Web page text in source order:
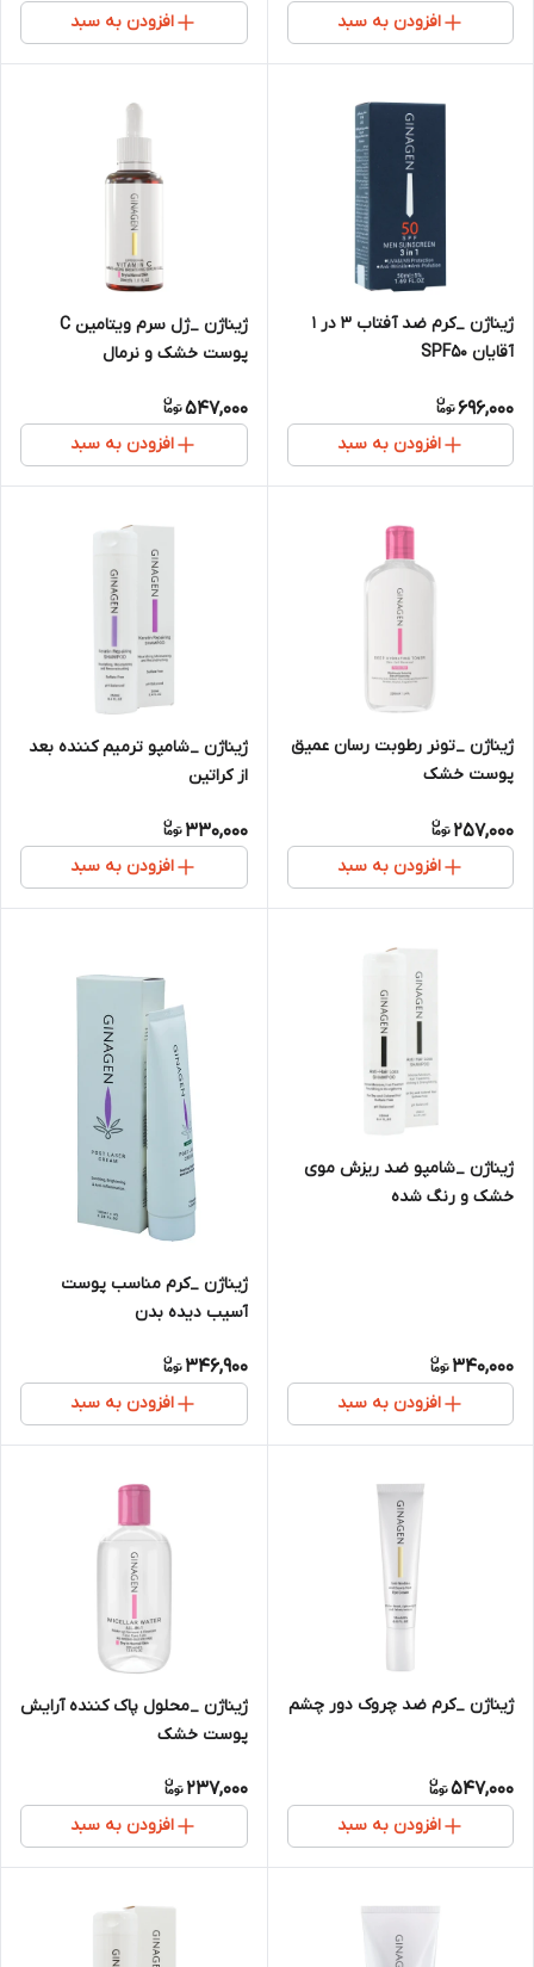
افزودن به سبد افزودن به سبد
ژیناژن _کرم ضد آفتاب 3 در 1
آقایان SPF50
696,000
افزودن به سبد
ژیناژن _ژل سرم ویتامین C
پوست خشک و نرمال
547,000
افزودن به سبد
ژیناژن _تونر رطوبت رسان عمیق
پوست خشک
257,000
افزودن به سبد
ژیناژن _شامپو ترمیم کننده بعد
از کراتین
330,000
افزودن به سبد
ژیناژن _شامپو ضد ریزش موی
خشک و رنگ شده
340,000
افزودن به سبد
ژیناژن _کرم مناسب پوست
آسیب دیده بدن
346,900
افزودن به سبد
ژیناژن _کرم ضد چروک دور چشم
547,000
افزودن به سبد
ژیناژن _محلول پاک کننده آرایش
پوست خشک
237,000
افزودن به سبد